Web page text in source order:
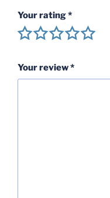
Your rating*
Your review*